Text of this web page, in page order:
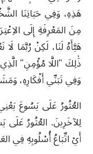
هَذِهِ، وَفِي حَيَاتِنَا
مِنَ المَعْرِفَةِ إِلَى
هَيَّأَهُ لَنَا، لَكِنْ رُبَّمَا
ذَٰلِكَ "اللَّا مُؤْمِنِ"
وَفِي تَبَنِّي أَفْكَارِهِ،
العُثُورُ عَلَى يَسُوعَ
لِلآخَرِينَ. العُثُورُ
أَيْ اتِّبَاعُ أُسْلُوبِهِ فِي